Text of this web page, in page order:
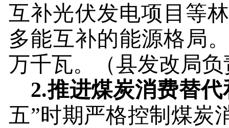
互补光伏发电项目等
多能互补的能源格局
万千瓦。
（县发改局
2.推进煤炭消费替
五”时期严格控制煤炭